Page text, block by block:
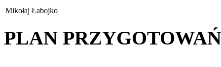
Mikołaj Łabojko
PLAN PRZYGOTOWAŃ